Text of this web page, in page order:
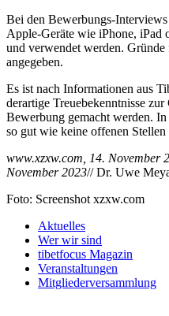
Bei den Bewerbungs-
Apple-Geräte wie iPhone,
und verwendet werden.
angegeben.
Es ist nach Informationen aus
derartige Treuebekenntnisse
Bewerbung gemacht werden.
so gut wie keine offenen
www.xzxw.com, 14. November
November 2023// Dr. Uwe
Foto: Screenshot xzxw.com
Aktuelles
Wer wir sind
tibetfocus Magazin
Veranstaltungen
Mitgliederversammlung